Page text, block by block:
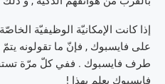
إذا كانت الإمكانيّة الوظيفيّة
على فايسبوك , فإنّ ما تقولونه
طرف فايسبوك . ففي كلّ مرّة
فايسبوك يعلم بهذا !